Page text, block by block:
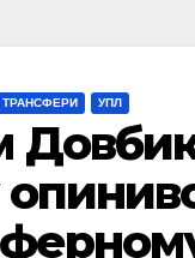
ТРАНСФЕРИ УПЛ